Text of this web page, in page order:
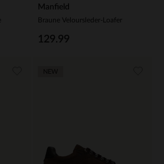
Manfield
Braune Veloursleder-Loafer
129.99